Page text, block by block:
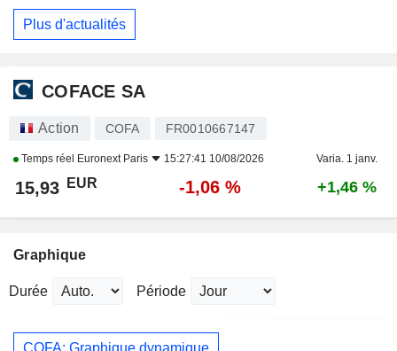
Plus d'actualités
COFACE SA
Action COFA FR0010667147
Temps réel Euronext Paris 15:27:41 10/08/2026 Varia. 1 janv.
15,93 EUR -1,06 % +1,46 %
Graphique
Durée Période
COFA: Graphique dynamique